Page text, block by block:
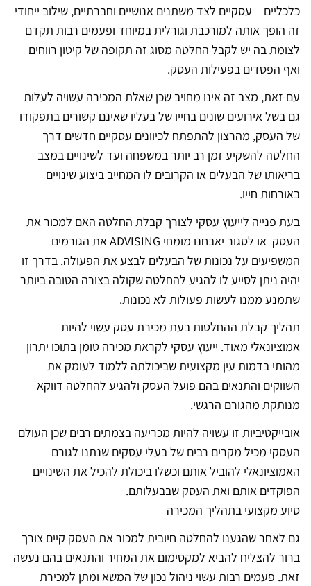
כלכליים – עסקיים לצד משתנים אנושיים וחברתיים, שילוב ייחודי
זה הופך אותה למורכבת וגורלית במיוחד ופעמים רבות תקדם
לצומת בה יש לקבל החלטה מסוג זה תקופה של קיטון רווחים
ואף הפסדים בפעילות העסק.
עם זאת, מצב זה אינו מחויב שכן שאלת המכירה עשויה לעלות
גם בשל אירועים שונים בחייו של בעליו שאינם קשורים בתפקודו
של העסק, מהרצון להתפתח לכיוונים עסקיים חדשים דרך
החלטה להשקיע זמן רב יותר במשפחה ועד לשינויים במצב
בריאותו של הבעלים או הקרובים לו המחייב ביצוע שינויים
באורחות חייו.
בעת פנייה לייעוץ עסקי לצורך קבלת החלטה האם למכור את
העסק או לסגור יאבחנו מומחי ADVISING את הגורמים
המשפיעים על נכונות של הבעלים לבצע את הפעולה. בדרך זו
יהיה ניתן לסייע לו להגיע להחלטה שקולה בצורה הטובה ביותר
שתמנע ממנו לעשות פעולות לא נכונות.
תהליך קבלת ההחלטות בעת מכירת עסק עשוי להיות
אמוציונאלי מאוד. ייעוץ עסקי לקראת מכירה טומן בתוכו יתרון
מהותי בדמות עין מקצועית שביכולתה ללמוד לעומק את
השווקים והתנאים בהם פועל העסק ולהגיע להחלטה דווקא
מנותקת מהגורם הרגשי.
אובייקטיביות זו עשויה להיות מכריעה בצמתים רבים שכן העולם
העסקי מכיל מקרים רבים של בעלי עסקים שנתנו לגורם
האמוציונאלי להוביל אותם וכשלו ביכולת להכיל את השינויים
הפוקדים אותם ואת העסק שבבעלותם.
סיוע מקצועי בתהליך המכירה
גם לאחר שהגענו להחלטה חיובית למכור את העסק קיים צורך
ברור להצליח להביא למקסימום את המחיר והתנאים בהם נעשה
זאת. פעמים רבות עשוי ניהול נכון של המשא ומתן למכירת